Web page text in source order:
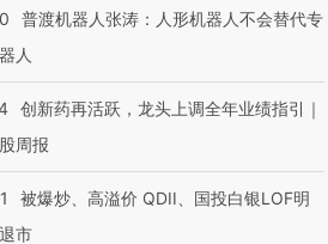
普渡机器人张涛：人形机器人不会替代专
人
创新药再活跃，龙头上调全年业绩指引｜
周报
被爆炒、高溢价 QDII、国投白银LOF明
市